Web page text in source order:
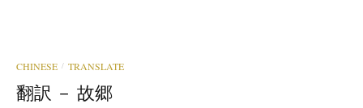
CHINESE / TRANSLATE
翻訳 － 故郷